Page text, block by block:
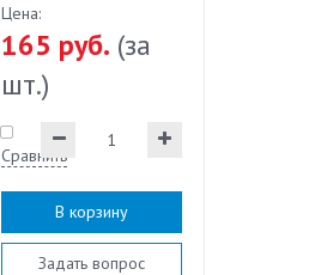
Цена:
165 руб. (за
шт.)
Сравнить
В корзину
Задать вопрос